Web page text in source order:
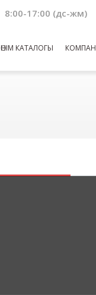
8:00-17:00 (дс-жм)
ӨНІМ КАТАЛОГЫ